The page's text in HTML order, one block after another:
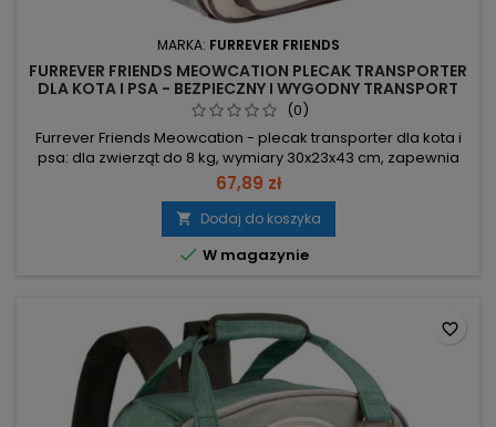
MARKA: FURREVER FRIENDS
FURREVER FRIENDS MEOWCATION PLECAK TRANSPORTER
DLA KOTA I PSA - BEZPIECZNY I WYGODNY TRANSPORT
(0)
Furrever Friends Meowcation - plecak transporter dla kota i
psa: dla zwierząt do 8 kg, wymiary 30x23x43 cm, zapewnia
wygodne noszenie i wolne ręce. Mocne materiały i solidne
zamki – odporne na drapanie i sztywna konstrukcja; trwałość
i bezpieczeństwo. Wentylacja + siateczkowa boczna klapka
– stały dopływ powietrza i dodatkowe wyjście dla pupila.
Pełna...
67,89 zł
 Dodaj do koszyka
 W magazynie
favorite_border